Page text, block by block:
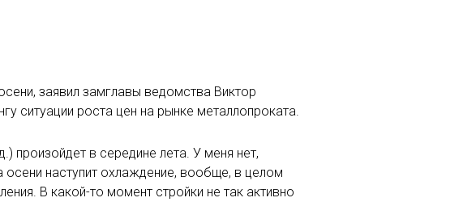
заявил замглавы ведомства Виктор
ситуации роста цен на рынке металлопроката.
произойдет в середине лета. У меня нет,
наступит охлаждение, вообще, в целом
В какой-то момент стройки не так активно